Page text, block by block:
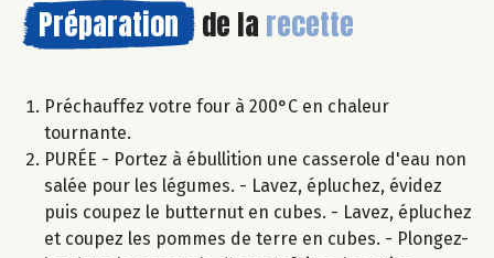
Préparation de la recette
Préchauffez votre four à 200°C en chaleur
tournante.
PURÉE - Portez à ébullition une casserole d'eau non
salée pour les légumes. - Lavez, épluchez, évidez
puis coupez le butternut en cubes. - Lavez, épluchez
et coupez les pommes de terre en cubes. - Plongez-